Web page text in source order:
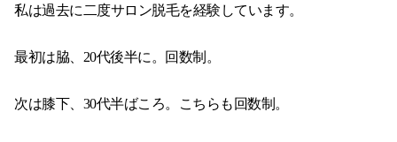
私は過去に二度サロン脱毛を経験しています。
最初は脇、20代後半に。回数制。
次は膝下、30代半ばころ。こちらも回数制。